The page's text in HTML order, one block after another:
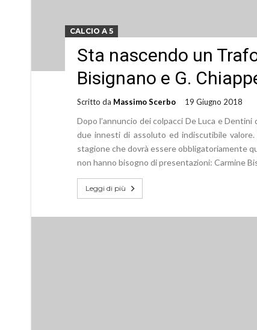
CALCIO A 5
Sta nascendo un
Bisignano e G.
Scritto da Massimo Scerbo 19 Giugno 2018
Dopo l’annuncio dei colpacci De Luca e
due innesti di assoluto ed indiscutibile
stagione che dovrà essere obbligatoriamente
non hanno bisogno di presentazioni: Carmine
Leggi di più